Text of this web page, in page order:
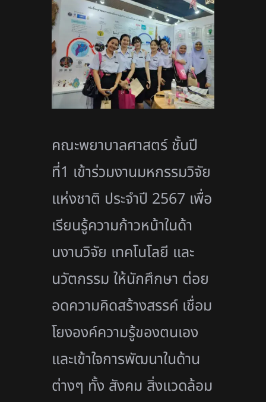
คณะพยาบาลศาสตร์ชั้นปี
ที่1 เข้าร่วมงานมหกรรมวิจัย
แห่งชาติ ประจำปี 2567 เพื่อ
เรียนรู้ความก้าวหน้าในด้า
นงานวิจัย เทคโนโลยี และ
นวัตกรรม ให้นักศึกษา ต่อย
อดความคิดสร้างสรรค์ เชื่อม
โยงองค์ความรู้ของตนเอง
และเข้าใจการพัฒนาในด้าน
ต่างๆ ทั้ง สังคม สิ่งแวดล้อม